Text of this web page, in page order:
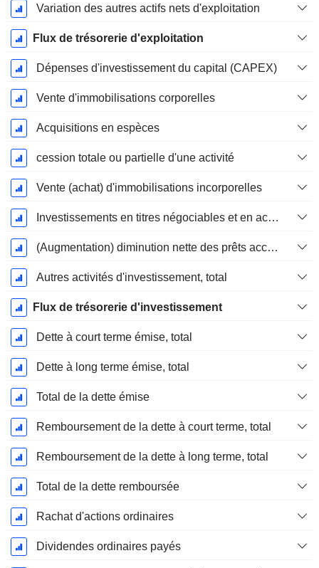
Variation des autres actifs nets d'exploitation
Flux de trésorerie d'exploitation
Dépenses d'investissement du capital (CAPEX)
Vente d'immobilisations corporelles
Acquisitions en espèces
cession totale ou partielle d'une activité
Vente (achat) d'immobilisations incorporelles
Investissements en titres négociables et en actions, total
(Augmentation) diminution nette des prêts accordés / vendus - Investissements
Autres activités d'investissement, total
Flux de trésorerie d'investissement
Dette à court terme émise, total
Dette à long terme émise, total
Total de la dette émise
Remboursement de la dette à court terme, total
Remboursement de la dette à long terme, total
Total de la dette remboursée
Rachat d'actions ordinaires
Dividendes ordinaires payés